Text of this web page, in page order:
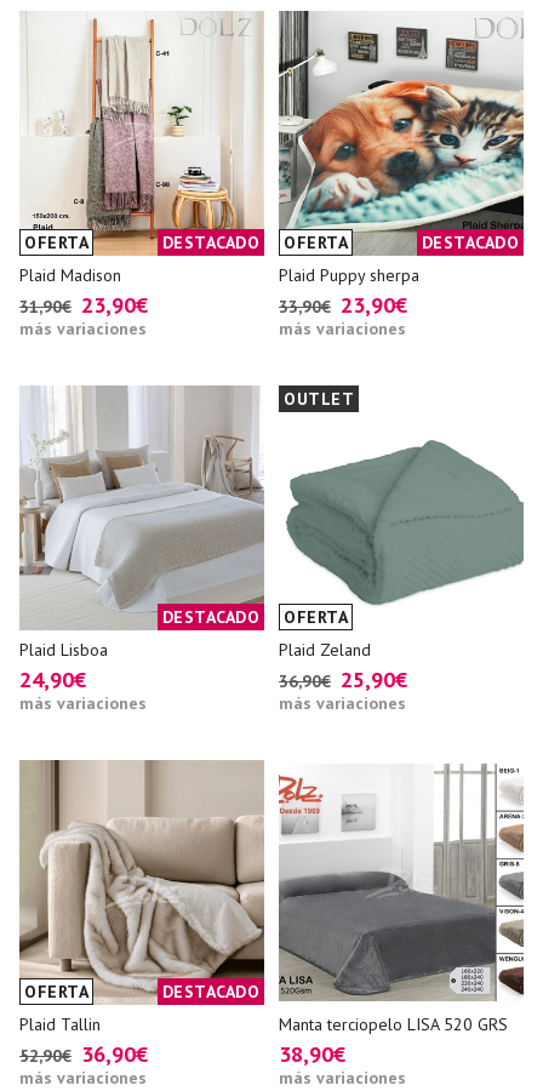
OFERTA
DESTACADO
Plaid Madison
31,90€ 23,90€
más variaciones
OFERTA
DESTACADO
Plaid Puppy sherpa
33,90€ 23,90€
más variaciones
DESTACADO
Plaid Lisboa
24,90€
más variaciones
OFERTA
OUTLET
Plaid Zeland
36,90€ 25,90€
más variaciones
OFERTA
DESTACADO
Plaid Tallin
52,90€ 36,90€
más variaciones
Manta terciopelo LISA 520 GRS
38,90€
más variaciones